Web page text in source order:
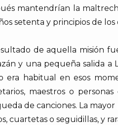
mantendrían la
setenta y principios de
de aquella misión
y una pequeña salida a
era habitual en esos
maestros o
de canciones. La
cuartetas o seguidillas, y